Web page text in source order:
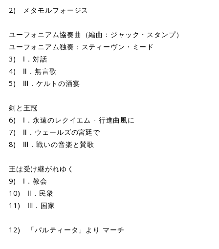
2) メタモルフォージス
ユーフォニアム協奏曲（編曲：ジャック・スタンプ）
ユーフォニアム独奏：スティーヴン・ミード
3) Ⅰ．対話
4) Ⅱ．無言歌
5) Ⅲ．ケルトの酒宴
剣と王冠
6) Ⅰ．永遠のレクイエム - 行進曲風に
7) Ⅱ．ウェールズの宮廷で
8) Ⅲ．戦いの音楽と賛歌
王は受け継がれゆく
9) Ⅰ．教会
10) Ⅱ．民衆
11) Ⅲ．国家
12) 「パルティータ」より マーチ